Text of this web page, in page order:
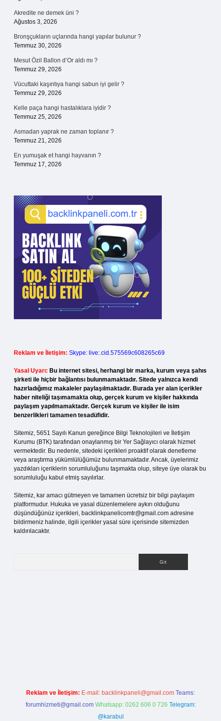
Akredite ne demek üni ?
Ağustos 3, 2026
Bronşçukların uçlarında hangi yapılar bulunur ?
Temmuz 30, 2026
Mesut Özil Ballon d’Or aldı mı ?
Temmuz 29, 2026
Vücuttaki kaşıntıya hangi sabun iyi gelir ?
Temmuz 29, 2026
Kelle paça hangi hastalıklara iyidir ?
Temmuz 25, 2026
Asmadan yaprak ne zaman toplanır ?
Temmuz 21, 2026
En yumuşak et hangi hayvanın ?
Temmuz 17, 2026
Reklam ve İletişim: Skype: live:.cid.575569c608265c69
Yasal Uyarı: Bu internet sitesi, herhangi bir marka, kurum veya şahıs
şirketi ile hiçbir bağlantısı bulunmamaktadır. Sitede yalnızca kendi
hazırladığımız makaleler paylaşılmaktadır. Burada yer alan içerikler
haber niteliği taşımamakta olup, gerçek kurum ve kişiler hakkında
paylaşım yapılmamaktadır. Gerçek kurum ve kişiler ile isim
benzerlikleri tamamen tesadüfidir.
Sitemiz, 5651 Sayılı Kanun gereğince Bilgi Teknolojileri ve İletişim
Kurumu (BTK) tarafından onaylanmış bir Yer Sağlayıcı olarak hizmet
vermektedir. Bu nedenle, sitedeki içerikleri proaktif olarak denetleme
veya araştırma yükümlülüğümüz bulunmamaktadır. Ancak, üyelerimiz
yazdıkları içeriklerin sorumluluğunu taşımakta olup, siteye üye olarak bu
sorumluluğu kabul etmiş sayılırlar.
Sitemiz, kar amacı gütmeyen ve tamamen ücretsiz bir bilgi paylaşım
platformudur. Hukuka ve yasal düzenlemelere aykırı olduğunu
düşündüğünüz içerikleri, backlinkpanelicomtr@gmail.com adresine
bildirmeniz halinde, ilgili içerikler yasal süre içerisinde sitemizden
kaldırılacaktır.
Reklam ve İletişim: E-mail: backlinkpaneli@gmail.com Teams:
forumhizmeti@gmail.com Whatsapp: 0262 606 0 726 Telegram:
@karabul